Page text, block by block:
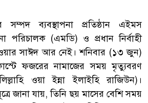
সম্পদ ব্যবস্থাপনা প্রতিষ্ঠান এইমস
পরিচালক (এমডি) ও প্রধান নির্বাহী
সাঈদ আর নেই। শনিবার (১৩ জুন)
ফজরের নামাজের সময় মৃত্যুবরণ
ওয়া ইন্না ইলাইহি রাজিউন)।
জানা যায়, তিনি ছয় মাসের বেশি সময়